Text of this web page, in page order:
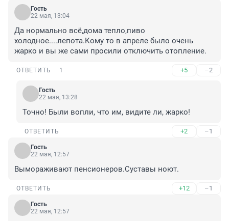
Гость
22 мая, 13:04
Да нормально всё,дома тепло,пиво
холодное....лепота.Кому то в апреле было очень
жарко и вы же сами просили отключить отопление.
ОТВЕТИТЬ 1 +5 –2
Гость
22 мая, 13:28
Точно! Были вопли, что им, видите ли, жарко!
ОТВЕТИТЬ +2 –1
Гость
22 мая, 12:57
Вымораживают пенсионеров.Суставы ноют.
ОТВЕТИТЬ +12 –1
Гость
22 мая, 12:57